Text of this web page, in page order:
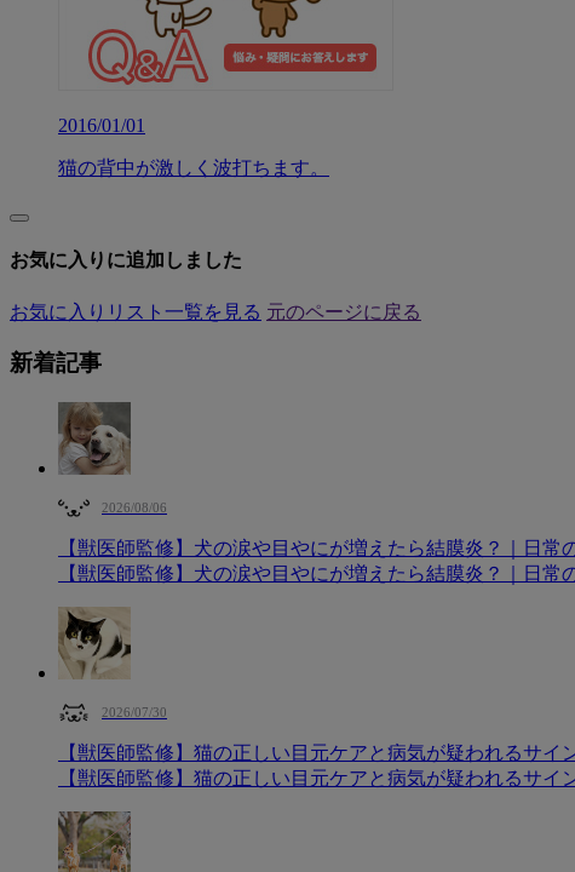
2016/01/01
猫の背中が激しく波打ちます。
お気に入りに追加しました
お気に入りリスト一覧を見る 元のページに戻る
新着記事
2026/08/06
【獣医師監修】犬の涙や目やにが増えたら結膜炎？｜日常
【獣医師監修】犬の涙や目やにが増えたら結膜炎？｜日常
2026/07/30
【獣医師監修】猫の正しい目元ケアと病気が疑われるサイ
【獣医師監修】猫の正しい目元ケアと病気が疑われるサイ